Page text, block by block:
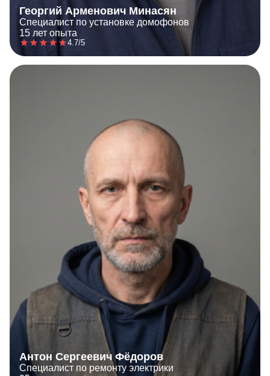
Георгий Арменович Минасян
Специалист по установке домофонов
15 лет опыта
4.7/5
Антон Сергеевич Фёдоров
Специалист по ремонту электрики